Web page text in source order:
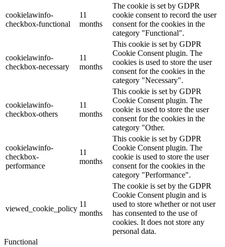
cookielawinfo-
checkbox-functional
11
months
The cookie is set by GDPR
cookie consent to record the user
consent for the cookies in the
category "Functional".
cookielawinfo-
checkbox-necessary
11
months
This cookie is set by GDPR
Cookie Consent plugin. The
cookies is used to store the user
consent for the cookies in the
category "Necessary".
cookielawinfo-
checkbox-others
11
months
This cookie is set by GDPR
Cookie Consent plugin. The
cookie is used to store the user
consent for the cookies in the
category "Other.
cookielawinfo-
checkbox-
performance
11
months
This cookie is set by GDPR
Cookie Consent plugin. The
cookie is used to store the user
consent for the cookies in the
category "Performance".
viewed_cookie_policy
11
months
The cookie is set by the GDPR
Cookie Consent plugin and is
used to store whether or not user
has consented to the use of
cookies. It does not store any
personal data.
Functional